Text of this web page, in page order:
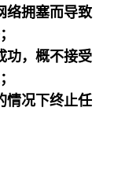
络拥塞而导致
功，概不接受
情况下终止任